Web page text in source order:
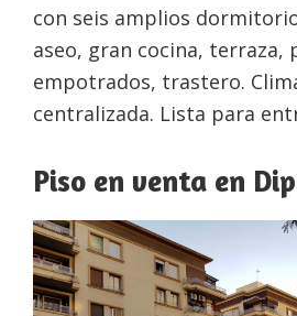
con seis amplios
aseo, gran cocina, terraza,
empotrados, trastero.
centralizada. Lista para
Piso en venta en